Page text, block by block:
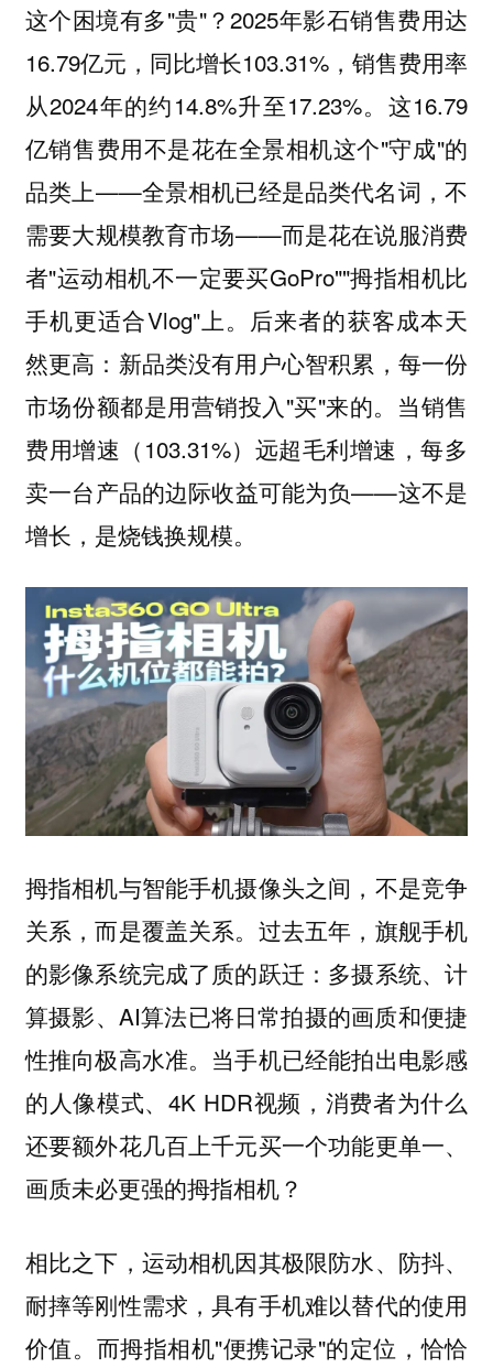
这个困境有多"贵"？2025年影石销售费用达
16.79亿元，同比增长103.31%，销售费用率
从2024年的约14.8%升至17.23%。这16.79
亿销售费用不是花在全景相机这个"守成"的
品类上——全景相机已经是品类代名词，不
需要大规模教育市场——而是花在说服消费
者"运动相机不一定要买GoPro""拇指相机比
手机更适合Vlog"上。后来者的获客成本天
然更高：新品类没有用户心智积累，每一份
市场份额都是用营销投入"买"来的。当销售
费用增速（103.31%）远超毛利增速，每多
卖一台产品的边际收益可能为负——这不是
增长，是烧钱换规模。
拇指相机与智能手机摄像头之间，不是竞争
关系，而是覆盖关系。过去五年，旗舰手机
的影像系统完成了质的跃迁：多摄系统、计
算摄影、AI算法已将日常拍摄的画质和便捷
性推向极高水准。当手机已经能拍出电影感
的人像模式、4K HDR视频，消费者为什么
还要额外花几百上千元买一个功能更单一、
画质未必更强的拇指相机？
相比之下，运动相机因其极限防水、防抖、
耐摔等刚性需求，具有手机难以替代的使用
价值。而拇指相机"便携记录"的定位，恰恰